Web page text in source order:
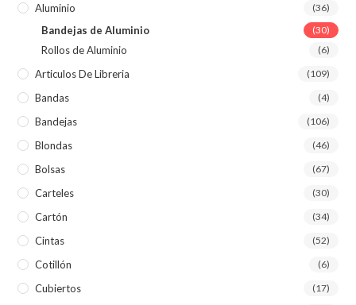
Aluminio (36)
Bandejas de Aluminio (30)
Rollos de Aluminio (6)
Articulos De Libreria (109)
Bandas (4)
Bandejas (106)
Blondas (46)
Bolsas (67)
Carteles (30)
Cartón (34)
Cintas (52)
Cotillón (6)
Cubiertos (17)